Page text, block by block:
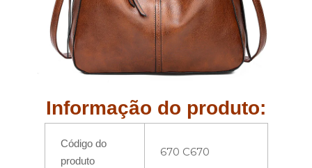
Informação do produto:
Código do
produto
670 C670